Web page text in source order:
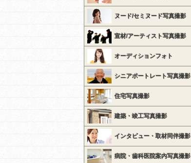
ヌード/セミヌード写真撮影
宣材/アーティスト写真撮影
オーディションフォト
シニアポートレート写真撮影
住宅写真撮影
建築・竣工写真撮影
インタビュー・取材同伴撮影
病院・歯科医院案内写真撮影